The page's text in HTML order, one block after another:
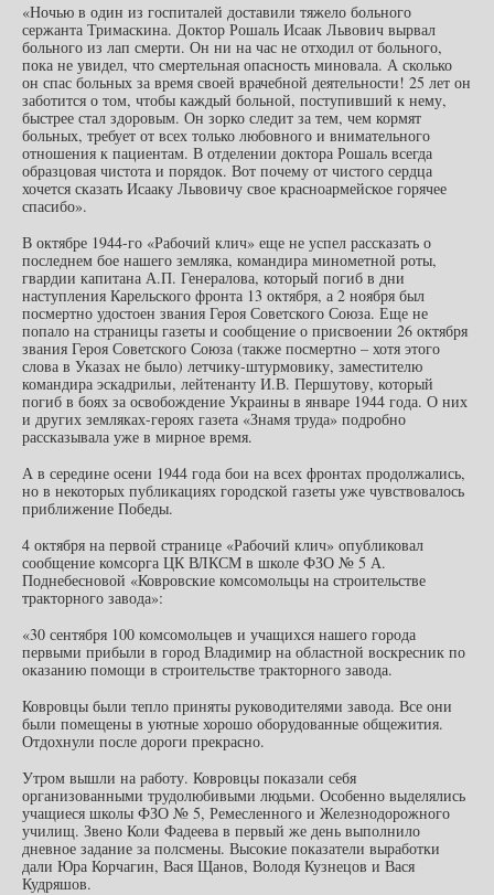
«Ночью в один из госпиталей доставили тяжело больного
сержанта Тримаскина. Доктор Рошаль Исаак Львович вырвал
больного из лап смерти. Он ни на час не отходил от больного,
пока не увидел, что смертельная опасность миновала. А сколько
он спас больных за время своей врачебной деятельности! 25 лет он
заботится о том, чтобы каждый больной, поступивший к нему,
быстрее стал здоровым. Он зорко следит за тем, чем кормят
больных, требует от всех только любовного и внимательного
отношения к пациентам. В отделении доктора Рошаль всегда
образцовая чистота и порядок. Вот почему от чистого сердца
хочется сказать Исааку Львовичу свое красноармейское горячее
спасибо».
В октябре 1944-го «Рабочий клич» еще не успел рассказать о
последнем бое нашего земляка, командира минометной роты,
гвардии капитана А.П. Генералова, который погиб в дни
наступления Карельского фронта 13 октября, а 2 ноября был
посмертно удостоен звания Героя Советского Союза. Еще не
попало на страницы газеты и сообщение о присвоении 26 октября
звания Героя Советского Союза (также посмертно – хотя этого
слова в Указах не было) летчику-штурмовику, заместителю
командира эскадрильи, лейтенанту И.В. Першутову, который
погиб в боях за освобождение Украины в январе 1944 года. О них
и других земляках-героях газета «Знамя труда» подробно
рассказывала уже в мирное время.
А в середине осени 1944 года бои на всех фронтах продолжались,
но в некоторых публикациях городской газеты уже чувствовалось
приближение Победы.
4 октября на первой странице «Рабочий клич» опубликовал
сообщение комсорга ЦК ВЛКСМ в школе ФЗО № 5 А.
Поднебесновой «Ковровские комсомольцы на строительстве
тракторного завода»:
«30 сентября 100 комсомольцев и учащихся нашего города
первыми прибыли в город Владимир на областной воскресник по
оказанию помощи в строительстве тракторного завода.
Ковровцы были тепло приняты руководителями завода. Все они
были помещены в уютные хорошо оборудованные общежития.
Отдохнули после дороги прекрасно.
Утром вышли на работу. Ковровцы показали себя
организованными трудолюбивыми людьми. Особенно выделялись
учащиеся школы ФЗО № 5, Ремесленного и Железнодорожного
училищ. Звено Коли Фадеева в первый же день выполнило
дневное задание за полсмены. Высокие показатели выработки
дали Юра Корчагин, Вася Щанов, Володя Кузнецов и Вася
Кудряшов.